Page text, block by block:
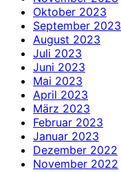
Oktober 2023
September 2023
August 2023
Juli 2023
Juni 2023
Mai 2023
April 2023
März 2023
Februar 2023
Januar 2023
Dezember 2022
November 2022